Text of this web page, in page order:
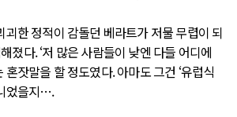
괴한 정적이 감돌던 베라트가 저물 무렵이 되
졌다. ‘저 많은 사람들이 낮엔 다들 어디에
혼잣말을 할 정도였다. 아마도 그건 ‘유럽식
었을지….